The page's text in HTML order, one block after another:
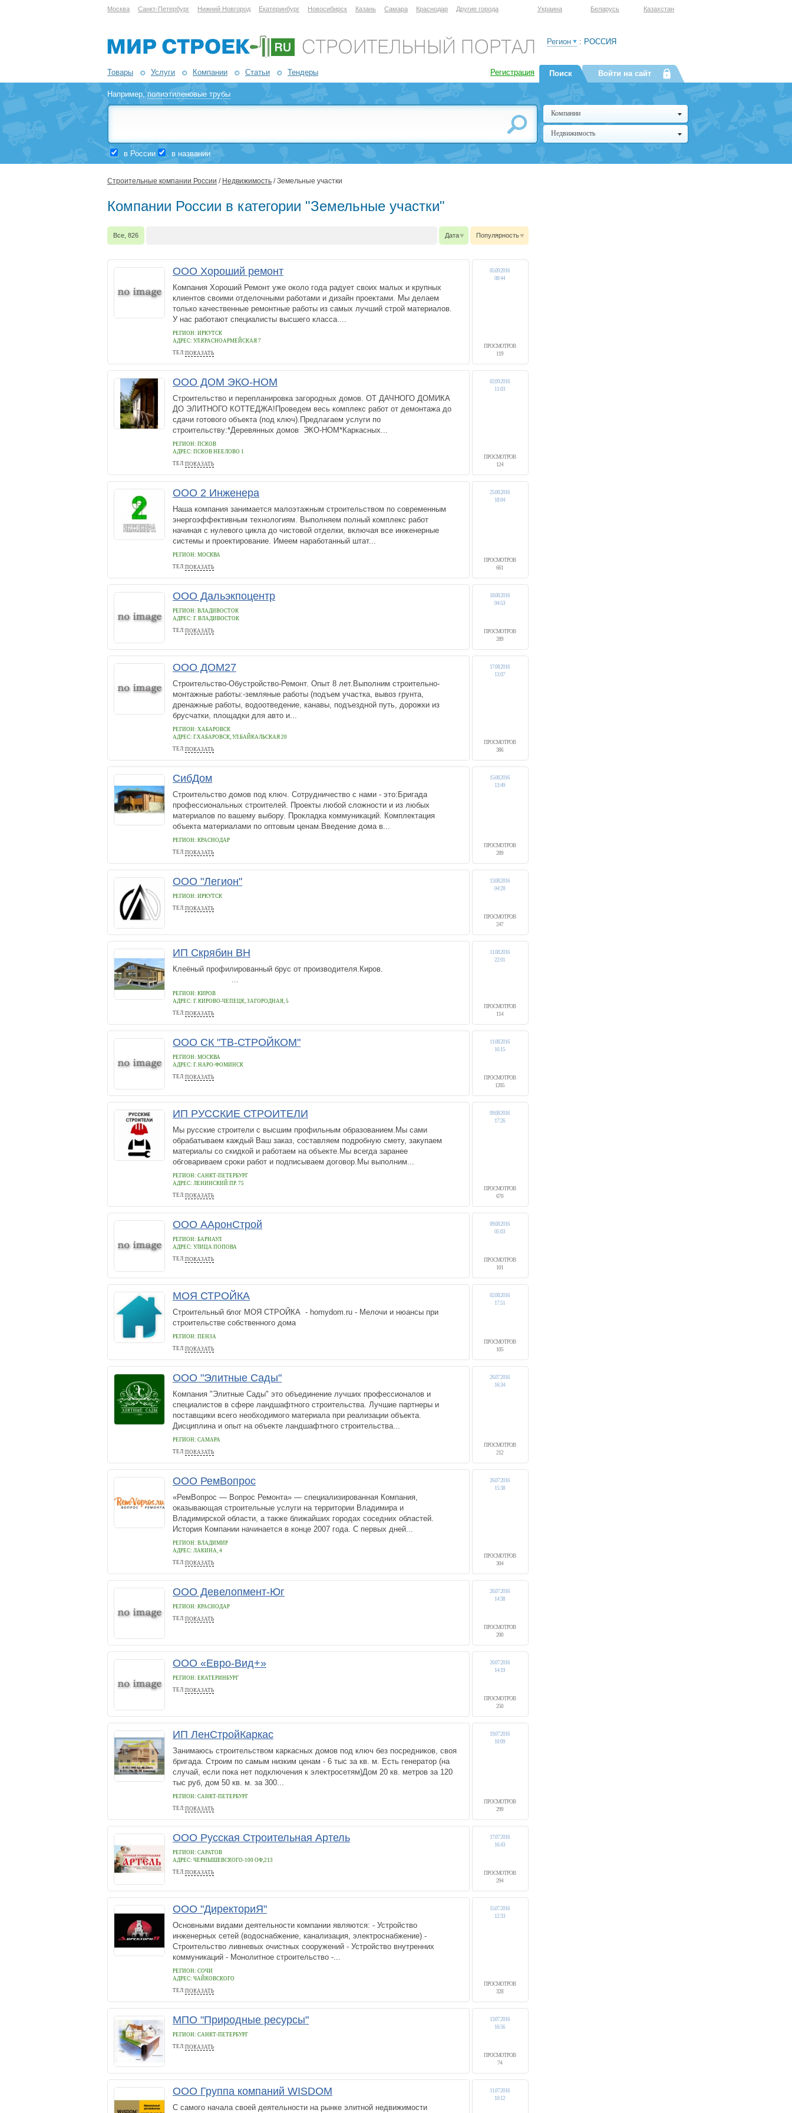
Москва Санкт-Петербург Нижний Новгород Екатеринбург Новосибирск Казань Самара Краснодар Другие города Украина Беларусь Казахстан
Товары Услуги Компании Статьи Тендеры Регистрация
Регион : РОССИЯ
Например,полиэтиленовые трубы
в России в названии
Поиск Войти на сайт
Компании
Недвижимость
Строительные компании России / Недвижимость / Земельные участки
Компании России в категории "Земельные участки"
Все, 826 Дата Популярность
ООО Хороший ремонт
Компания Хороший Ремонт уже около года радует своих малых и крупных
клиентов своими отделочными работами и дизайн проектами. Мы делаем
только качественные ремонтные работы из самых лучший строй материалов.
У нас работают специалисты высшего класса....
РЕГИОН: ИРКУТСК
АДРЕС: УЛ.КРАСНОАРМЕЙСКАЯ 7
ТЕЛ:ПОКАЗАТЬ
89247109175
ПРОСМОТРОВ
119
05.09.2016
08:44
ООО ДОМ ЭКО-НОМ
Строительство и перепланировка загородных домов. ОТ ДАЧНОГО ДОМИКА
ДО ЭЛИТНОГО КОТТЕДЖА!Проведем весь комплекс работ от демонтажа до
сдачи готового объекта (под ключ).Предлагаем услуги по
строительству:*Деревянных домов ЭКО-НОМ*Каркасных...
РЕГИОН: ПСКОВ
АДРЕС: ПСКОВ НЕЕЛОВО 1
ТЕЛ:ПОКАЗАТЬ
+7 921 503-73-71
ПРОСМОТРОВ
124
02.09.2016
11:03
ООО 2 Инженера
Наша компания занимается малоэтажным строительством по современным
энергоэффективным технологиям. Выполняем полный комплекс работ
начиная с нулевого цикла до чистовой отделки, включая все инженерные
системы и проектирование. Имеем наработанный штат...
РЕГИОН: МОСКВА
ТЕЛ:ПОКАЗАТЬ
+7 (495) 740 20 90
ПРОСМОТРОВ
661
25.08.2016
18:04
ООО Дальэкпоцентр
РЕГИОН: ВЛАДИВОСТОК
АДРЕС: Г. ВЛАДИВОСТОК
ТЕЛ:ПОКАЗАТЬ
(423) 2300-518
ПРОСМОТРОВ
289
18.08.2016
04:53
ООО ДОМ27
Строительство-Обустройство-Ремонт. Опыт 8 лет.Выполним строительно-
монтажные работы:-земляные работы (подъем участка, вывоз грунта,
дренажные работы, водоотведение, канавы, подъездной путь, дорожки из
брусчатки, площадки для авто и...
РЕГИОН: ХАБАРОВСК
АДРЕС: Г.ХАБАРОВСК, УЛ.БАЙКАЛЬСКАЯ 20
ТЕЛ:ПОКАЗАТЬ
89244031559
ПРОСМОТРОВ
386
17.08.2016
13:07
СибДом
Строительство домов под ключ. Сотрудничество с нами - это:Бригада
профессиональных строителей. Проекты любой сложности и из любых
материалов по вашему выбору. Прокладка коммуникаций. Комплектация
объекта материалами по оптовым ценам.Введение дома в...
РЕГИОН: КРАСНОДАР
ТЕЛ:ПОКАЗАТЬ
89884784609
ПРОСМОТРОВ
289
15.08.2016
13:49
ООО "Легион"
РЕГИОН: ИРКУТСК
ТЕЛ:ПОКАЗАТЬ
+7(902)515-70-61
ПРОСМОТРОВ
247
13.08.2016
04:28
ИП Скрябин ВН
Клеёный профилированный брус от производителя.Киров.
...
РЕГИОН: КИРОВ
АДРЕС: Г. КИРОВО-ЧЕПЕЦК, ЗАГОРОДНАЯ, 5
ТЕЛ:ПОКАЗАТЬ
89127370066
ПРОСМОТРОВ
114
11.08.2016
22:01
ООО СК "ТВ-СТРОЙКОМ"
РЕГИОН: МОСКВА
АДРЕС: Г. НАРО-ФОМИНСК
ТЕЛ:ПОКАЗАТЬ
8 999 899-57-29
ПРОСМОТРОВ
1205
11.08.2016
16:15
ИП РУССКИЕ СТРОИТЕЛИ
Мы русские строители с высшим профильным образованием.Мы сами
обрабатываем каждый Ваш заказ, составляем подробную смету, закупаем
материалы со скидкой и работаем на объекте.Мы всегда заранее
обговариваем сроки работ и подписываем договор.Мы выполним...
РЕГИОН: САНКТ-ПЕТЕРБУРГ
АДРЕС: ЛЕНИНСКИЙ ПР. 75
ТЕЛ:ПОКАЗАТЬ
+7 (921) 552 63 43
ПРОСМОТРОВ
670
09.08.2016
17:26
ООО ААронСтрой
РЕГИОН: БАРНАУЛ
АДРЕС: УЛИЦА ПОПОВА
ТЕЛ:ПОКАЗАТЬ
89832105295
ПРОСМОТРОВ
101
09.08.2016
05:03
МОЯ СТРОЙКА
Строительный блог МОЯ СТРОЙКА - homydom.ru - Мелочи и нюансы при
строительстве собственного дома
РЕГИОН: ПЕНЗА
ТЕЛ:ПОКАЗАТЬ
89875186996
ПРОСМОТРОВ
105
02.08.2016
17:51
ООО "Элитные Сады"
Компания "Элитные Сады" это объединение лучших профессионалов и
специалистов в сфере ландшафтного строительства. Лучшие партнеры и
поставщики всего необходимого материала при реализации объекта.
Дисциплина и опыт на объекте ландшафтного строительства...
РЕГИОН: САМАРА
ТЕЛ:ПОКАЗАТЬ
8 927 892-17-22
ПРОСМОТРОВ
212
26.07.2016
16:34
ООО РемВопрос
«РемВопрос — Вопрос Ремонта» — специализированная Компания,
оказывающая строительные услуги на территории Владимира и
Владимирской области, а также ближайших городах соседних областей.
История Компании начинается в конце 2007 года. С первых дней...
РЕГИОН: ВЛАДИМИР
АДРЕС: ЛАКИНА, 4
ТЕЛ:ПОКАЗАТЬ
8 (4922) 602-966
ПРОСМОТРОВ
304
26.07.2016
15:38
ООО Девелопмент-Юг
РЕГИОН: КРАСНОДАР
ТЕЛ:ПОКАЗАТЬ
(861)279-46-75
ПРОСМОТРОВ
200
26.07.2016
14:38
ООО «Евро-Вид+»
РЕГИОН: ЕКАТЕРИНБУРГ
ТЕЛ:ПОКАЗАТЬ
89041635133
ПРОСМОТРОВ
250
20.07.2016
14:19
ИП ЛенСтройКаркас
Занимаюсь строительством каркасных домов под ключ без посредников, своя
бригада. Строим по самым низким ценам - 6 тыс за кв. м. Есть генератор (на
случай, если пока нет подключения к электросетям)Дом 20 кв. метров за 120
тыс руб, дом 50 кв. м. за 300...
РЕГИОН: САНКТ-ПЕТЕРБУРГ
ТЕЛ:ПОКАЗАТЬ
8-911-948-63-48
ПРОСМОТРОВ
299
19.07.2016
10:09
ООО Русская Строительная Артель
РЕГИОН: САРАТОВ
АДРЕС: ЧЕРНЫШЕВСКОГО-100 ОФ,213
ТЕЛ:ПОКАЗАТЬ
(8452)70-87-87
ПРОСМОТРОВ
294
17.07.2016
16:43
ООО "ДиректориЯ"
Основными видами деятельности компании являются: - Устройство
инженерных сетей (водоснабжение, канализация, электроснабжение) -
Строительство ливневых очистных сооружений - Устройство внутренних
коммуникаций - Монолитное строительство -...
РЕГИОН: СОЧИ
АДРЕС: ЧАЙКОВСКОГО
ТЕЛ:ПОКАЗАТЬ
8(862)225-72-60
ПРОСМОТРОВ
328
15.07.2016
12:33
МПО "Природные ресурсы"
РЕГИОН: САНКТ-ПЕТЕРБУРГ
ТЕЛ:ПОКАЗАТЬ
+7 (981) 719-0634
ПРОСМОТРОВ
74
13.07.2016
16:56
ООО Группа компаний WISDOM
C самого начала своей деятельности на рынке элитной недвижимости
11.07.2016
10:12